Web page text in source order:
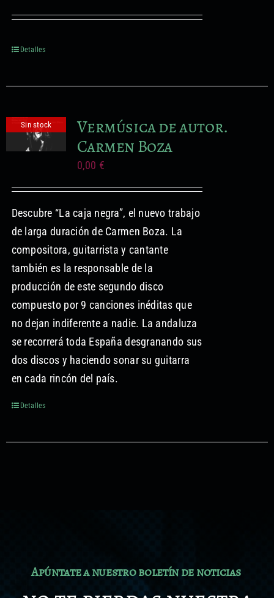
Detalles
Sin stock
Vermúsica de autor.
Carmen Boza
0,00 €
Descubre “La caja negra”, el nuevo trabajo
de larga duración de Carmen Boza. La
compositora, guitarrista y cantante
también es la responsable de la
producción de este segundo disco
compuesto por 9 canciones inéditas que
no dejan indiferente a nadie. La andaluza
se recorrerá toda España desgranando sus
dos discos y haciendo sonar su guitarra
en cada rincón del país.
Detalles
Apúntate a nuestro boletín de noticias